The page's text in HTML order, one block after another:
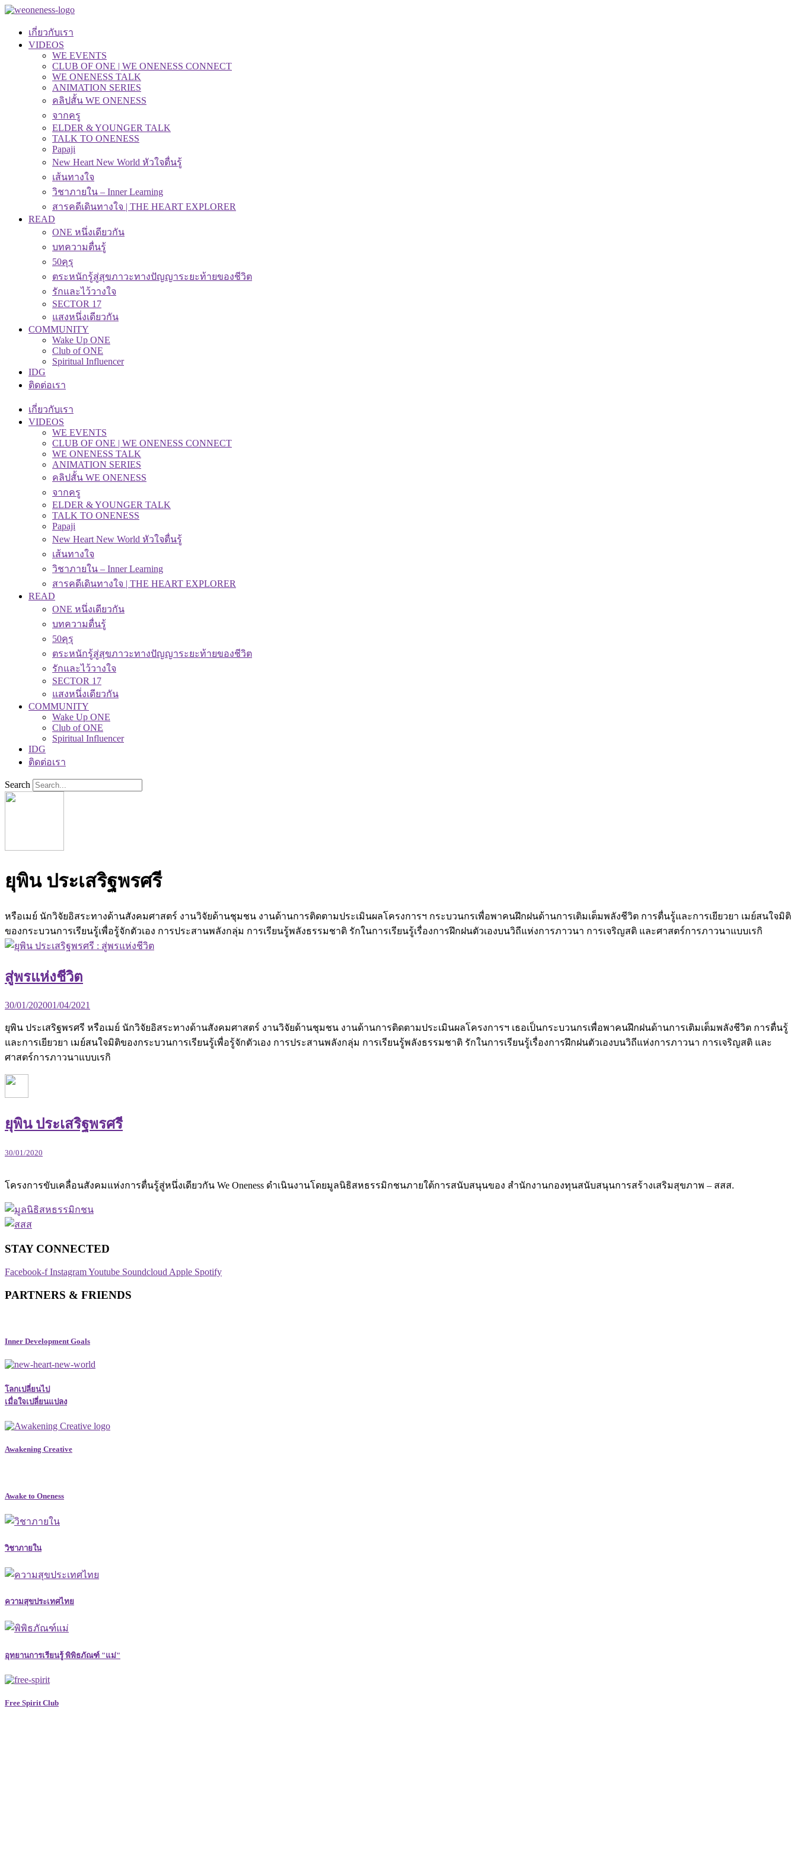
เกี่ยวกับเรา
VIDEOS
WE EVENTS
CLUB OF ONE | WE ONENESS CONNECT
WE ONENESS TALK
ANIMATION SERIES
คลิปสั้น WE ONENESS
จากครู
ELDER & YOUNGER TALK
TALK TO ONENESS
Papaji
New Heart New World หัวใจตื่นรู้
เส้นทางใจ
วิชาภายใน – Inner Learning
สารคดีเดินทางใจ | THE HEART EXPLORER
READ
ONE หนึ่งเดียวกัน
บทความตื่นรู้
50คุรุ
ตระหนักรู้สู่สุขภาวะทางปัญญาระยะท้ายของชีวิต
รักและไว้วางใจ
SECTOR 17
แสงหนึ่งเดียวกัน
COMMUNITY
Wake Up ONE
Club of ONE
Spiritual Influencer
IDG
ติดต่อเรา
เกี่ยวกับเรา
VIDEOS
WE EVENTS
CLUB OF ONE | WE ONENESS CONNECT
WE ONENESS TALK
ANIMATION SERIES
คลิปสั้น WE ONENESS
จากครู
ELDER & YOUNGER TALK
TALK TO ONENESS
Papaji
New Heart New World หัวใจตื่นรู้
เส้นทางใจ
วิชาภายใน – Inner Learning
สารคดีเดินทางใจ | THE HEART EXPLORER
READ
ONE หนึ่งเดียวกัน
บทความตื่นรู้
50คุรุ
ตระหนักรู้สู่สุขภาวะทางปัญญาระยะท้ายของชีวิต
รักและไว้วางใจ
SECTOR 17
แสงหนึ่งเดียวกัน
COMMUNITY
Wake Up ONE
Club of ONE
Spiritual Influencer
IDG
ติดต่อเรา
Search
ยุพิน ประเสริฐพรศรี
หรือเมย์ นักวิจัยอิสระทางด้านสังคมศาสตร์ งานวิจัยด้านชุมชน งานด้านการติดตามประเมินผลโครงการฯ กระบวนกรเพื่อพาคนฝึกฝนด้านการเติมเต็มพลังชีวิต การตื่นรู้และการเยียวยา เมย์สนใจมิติ
ของกระบวนการเรียนรู้เพื่อรู้จักตัวเอง การประสานพลังกลุ่ม การเรียนรู้พลังธรรมชาติ รักในการเรียนรู้เรื่องการฝึกฝนตัวเองบนวิถีแห่งการภาวนา การเจริญสติ และศาสตร์การภาวนาแบบเรกิ
สู่พรแห่งชีวิต
30/01/202001/04/2021
ยุพิน ประเสริฐพรศรี หรือเมย์ นักวิจัยอิสระทางด้านสังคมศาสตร์ งานวิจัยด้านชุมชน งานด้านการติดตามประเมินผลโครงการฯ เธอเป็นกระบวนกรเพื่อพาคนฝึกฝนด้านการเติมเต็มพลังชีวิต การตื่นรู้
และการเยียวยา เมย์สนใจมิติของกระบวนการเรียนรู้เพื่อรู้จักตัวเอง การประสานพลังกลุ่ม การเรียนรู้พลังธรรมชาติ รักในการเรียนรู้เรื่องการฝึกฝนตัวเองบนวิถีแห่งการภาวนา การเจริญสติ และ
ศาสตร์การภาวนาแบบเรกิ
ยุพิน ประเสริฐพรศรี
30/01/2020
โครงการขับเคลื่อนสังคมแห่งการตื่นรู้สู่หนึ่งเดียวกัน We Oneness ดำเนินงานโดยมูลนิธิสหธรรมิกชนภายใต้การสนับสนุนของ สำนักงานกองทุนสนับสนุนการสร้างเสริมสุขภาพ – สสส.
STAY CONNECTED​
Facebook-f InstagramYoutube Soundcloud Apple Spotify
PARTNERS & FRIENDS
Inner Development Goals
โลกเปลี่ยนไป
เมื่อใจเปลี่ยนแปลง
Awakening Creative
Awake to Oneness
วิชาภายใน
ความสุขประเทศไทย
อุทยานการเรียนรู้ พิพิธภัณฑ์ "แม่"
Free Spirit Club